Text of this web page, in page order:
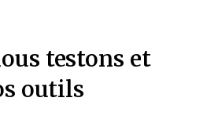
testons et
outils